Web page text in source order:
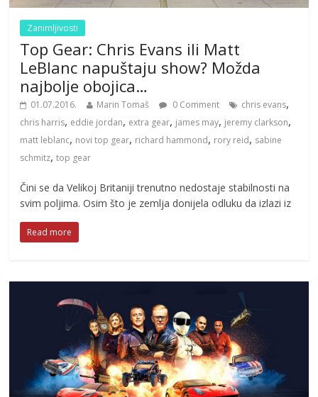
Zanimljivosti
Top Gear: Chris Evans ili Matt
LeBlanc napuštaju show? Možda
najbolje obojica…
01.07.2016. Marin Tomaš 0 Comment chris evans,
chris harris, eddie jordan, extra gear, james may, jeremy clarkson,
matt leblanc, novi top gear, richard hammond, rory reid, sabine
schmitz,top gear
Čini se da Velikoj Britaniji trenutno nedostaje stabilnosti na
svim poljima. Osim što je zemlja donijela odluku da izlazi iz
Read more